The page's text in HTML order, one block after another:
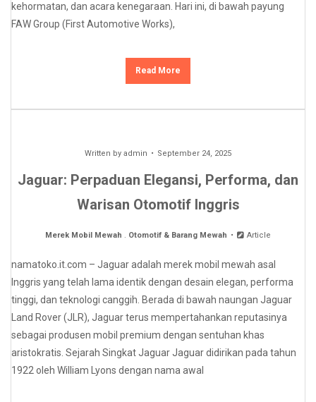
kehormatan, dan acara kenegaraan. Hari ini, di bawah payung
FAW Group (First Automotive Works),
Read More
Written by admin September 24, 2025
Jaguar: Perpaduan Elegansi, Performa, dan
Warisan Otomotif Inggris
Merek Mobil Mewah . Otomotif & Barang Mewah Article
namatoko.it.com – Jaguar adalah merek mobil mewah asal
Inggris yang telah lama identik dengan desain elegan, performa
tinggi, dan teknologi canggih. Berada di bawah naungan Jaguar
Land Rover (JLR), Jaguar terus mempertahankan reputasinya
sebagai produsen mobil premium dengan sentuhan khas
aristokratis. Sejarah Singkat Jaguar Jaguar didirikan pada tahun
1922 oleh William Lyons dengan nama awal